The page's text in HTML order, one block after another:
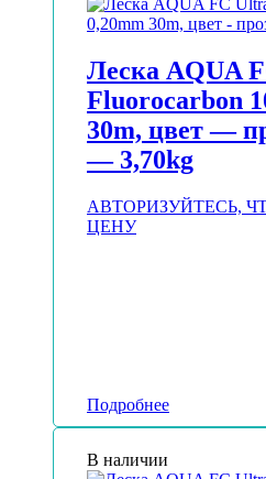
Леска AQUA
Fluorocarbon
30m, цвет —
— 3,70kg
АВТОРИЗУЙТЕСЬ,
ЦЕНУ
Подробнее
В наличии